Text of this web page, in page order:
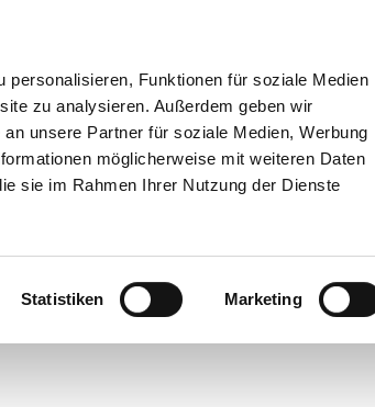
Funktionen für soziale Medien
zu analysieren. Außerdem geben wir
unsere Partner für soziale Medien, Werbung
möglicherweise mit weiteren Daten
sie im Rahmen Ihrer Nutzung der Dienste
Statistiken Marketing